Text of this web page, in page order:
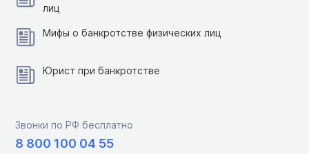
лиц
Мифы о банкротстве физических лиц
Юрист при банкротстве
Звонки по РФ бесплатно
8 800 100 04 55